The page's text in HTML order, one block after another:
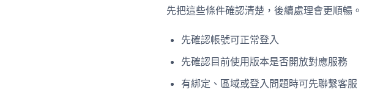
先把這些條件確認清楚，後續處理會更順暢。
先確認帳號可正常登入
先確認目前使用版本是否開放對應服務
有綁定、區域或登入問題時可先聯繫客服